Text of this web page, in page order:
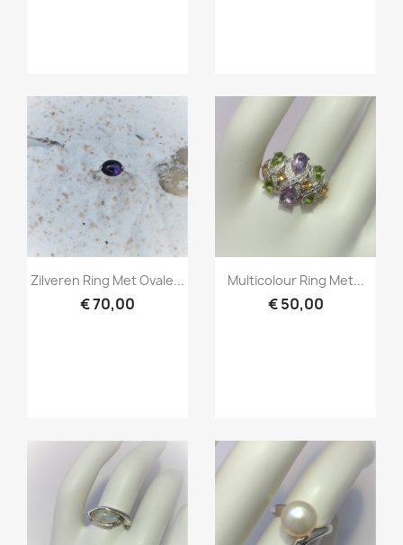
Snel bekijken
Zilveren Ring Met Ovale...
€ 70,00
Snel bekijken
Multicolour Ring Met...
€ 50,00